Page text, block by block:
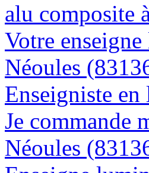
alu composite
Votre
Néoules
Enseigniste
Je commande
Néoules